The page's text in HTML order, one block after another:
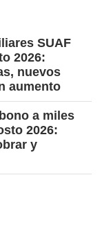
SUAF
2026:
nuevos
aumento
a miles
2026:
y